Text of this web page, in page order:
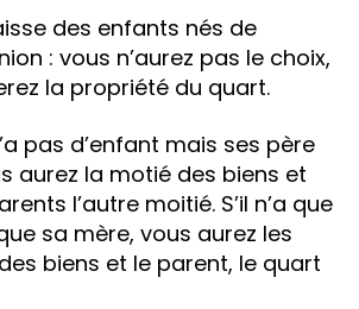
des enfants nés de
: vous n’aurez pas le choix,
la propriété du quart.
pas d’enfant mais ses père
aurez la motié des biens et
l’autre moitié. S’il n’a que
sa mère, vous aurez les
biens et le parent, le quart